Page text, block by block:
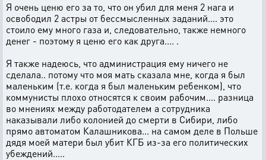
Я очень ценю его за то, что он убил для меня 2 нага и
освободил 2 астры от бессмысленных заданий.... это
стоило ему много газа и, следовательно, также немного
денег - поэтому я ценю его как друга.... .
Я также надеюсь, что администрация ему ничего не
сделала.. потому что моя мать сказала мне, когда я был
маленьким (т.е. когда я был маленьким ребенком), что
коммунисты плохо относятся к своим рабочим.... разница
во мнениях между работодателем а сотрудника
наказывали либо колонией до смерти в Сибири, либо
прямо автоматом Калашникова... на самом деле в Польше
дядя моей матери был убит КГБ из-за его политических
убеждений.....